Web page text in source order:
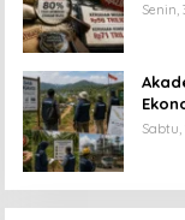
Senin,
Sabtu,